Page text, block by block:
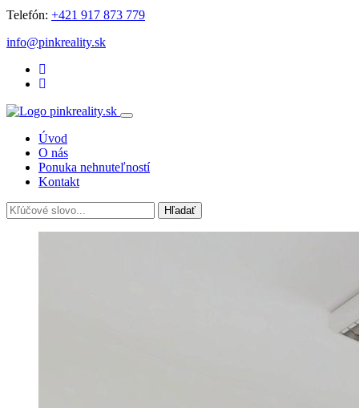
Telefón: +421 917 873 779
info@pinkreality.sk
Úvod
O nás
Ponuka nehnuteľností
Kontakt
Hľadať